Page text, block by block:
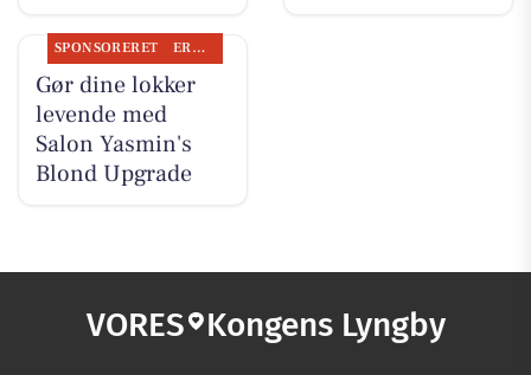
SPONSORERET ERHVERV
Gør dine lokker
levende med
Salon Yasmin's
Blond Upgrade
VORES Kongens Lyngby